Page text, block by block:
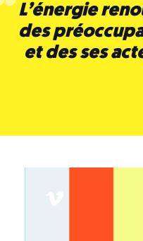
L’énergie
des
et des ses